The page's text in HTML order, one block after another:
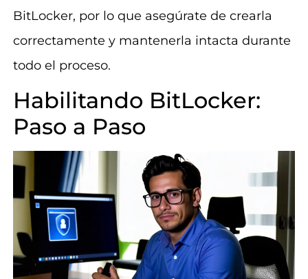
BitLocker, por lo que asegúrate de crearla
correctamente y mantenerla intacta durante
todo el proceso.
Habilitando BitLocker:
Paso a Paso